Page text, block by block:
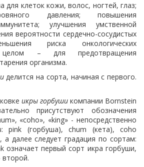
для клеток кожи, волос, ногтей, глаз;
давления; повышения
улучшения умственной
вероятности сердечно-сосудистых
риска онкологических
– для предотвращения
организма.
делится на сорта, начиная с первого.
икры горбуши компании Bornstein
присутствуют обозначения
«coho», «king» - непосредственно
pink (горбуша), chum (кета), coho
а далее следует градация по сортам:
означает первый сорт икра горбуши,